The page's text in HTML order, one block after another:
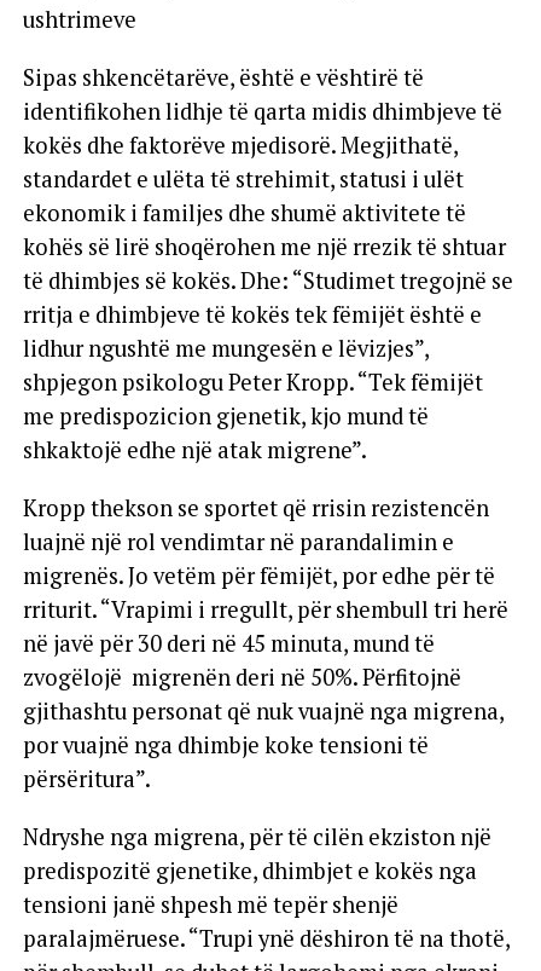
ushtrimeve
Sipas shkencëtarëve, është e vështirë të
identifikohen lidhje të qarta midis dhimbjeve të
kokës dhe faktorëve mjedisorë. Megjithatë,
standardet e ulëta të strehimit, statusi i ulët
ekonomik i familjes dhe shumë aktivitete të
kohës së lirë shoqërohen me një rrezik të shtuar
të dhimbjes së kokës. Dhe: “Studimet tregojnë se
rritja e dhimbjeve të kokës tek fëmijët është e
lidhur ngushtë me mungesën e lëvizjes”,
shpjegon psikologu Peter Kropp. “Tek fëmijët
me predispozicion gjenetik, kjo mund të
shkaktojë edhe një atak migrene”.
Kropp thekson se sportet që rrisin rezistencën
luajnë një rol vendimtar në parandalimin e
migrenës. Jo vetëm për fëmijët, por edhe për të
rriturit. “Vrapimi i rregullt, për shembull tri herë
në javë për 30 deri në 45 minuta, mund të
zvogëlojë migrenën deri në 50%. Përfitojnë
gjithashtu personat që nuk vuajnë nga migrena,
por vuajnë nga dhimbje koke tensioni të
përsëritura”.
Ndryshe nga migrena, për të cilën ekziston një
predispozitë gjenetike, dhimbjet e kokës nga
tensioni janë shpesh më tepër shenjë
paralajmëruese. “Trupi ynë dëshiron të na thotë,